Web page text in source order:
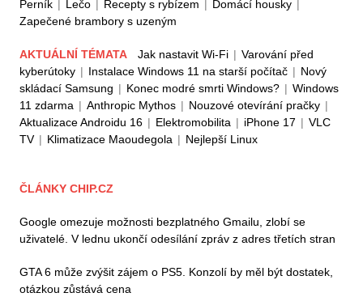
Perník | Lečo | Recepty s rybízem | Domácí housky |
Zapečené brambory s uzeným
AKTUÁLNÍ TÉMATA Jak nastavit Wi-Fi | Varování před
kyberútoky | Instalace Windows 11 na starší počítač | Nový
skládací Samsung | Konec modré smrti Windows? | Windows
11 zdarma | Anthropic Mythos | Nouzové otevírání pračky |
Aktualizace Androidu 16 | Elektromobilita | iPhone 17 | VLC
TV | Klimatizace Maoudegola | Nejlepší Linux
ČLÁNKY CHIP.CZ
Google omezuje možnosti bezplatného Gmailu, zlobí se
uživatelé. V lednu ukončí odesílání zpráv z adres třetích stran
GTA 6 může zvýšit zájem o PS5. Konzolí by měl být dostatek,
otázkou zůstává cena